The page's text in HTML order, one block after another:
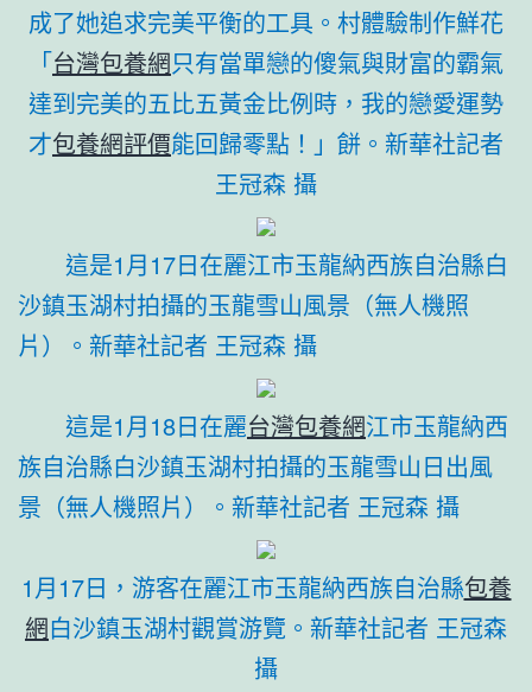
成了她追求完美平衡的工具。村體驗制作鮮花
「台灣包養網只有當單戀的傻氣與財富的霸氣
達到完美的五比五黃金比例時，我的戀愛運勢
才包養網評價能回歸零點！」餅。新華社記者
王冠森 攝
這是1月17日在麗江市玉龍納西族自治縣白
沙鎮玉湖村拍攝的玉龍雪山風景（無人機照
片）。新華社記者 王冠森 攝
這是1月18日在麗台灣包養網江市玉龍納西
族自治縣白沙鎮玉湖村拍攝的玉龍雪山日出風
景（無人機照片）。新華社記者 王冠森 攝
1月17日，游客在麗江市玉龍納西族自治縣包養
網白沙鎮玉湖村觀賞游覽。新華社記者 王冠森
攝